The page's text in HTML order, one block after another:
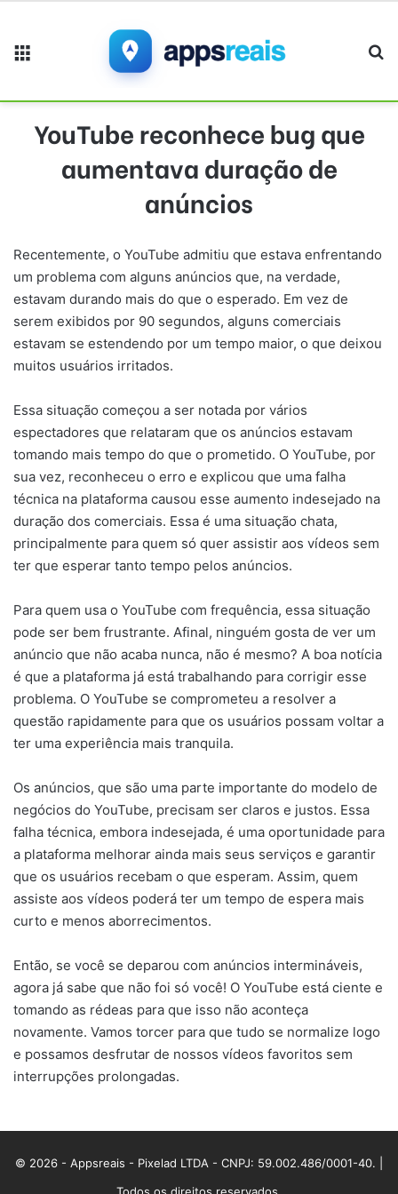
YouTube reconhece bug que
aumentava duração de
anúncios
Recentemente, o YouTube admitiu que estava enfrentando
um problema com alguns anúncios que, na verdade,
estavam durando mais do que o esperado. Em vez de
serem exibidos por 90 segundos, alguns comerciais
estavam se estendendo por um tempo maior, o que deixou
muitos usuários irritados.
Essa situação começou a ser notada por vários
espectadores que relataram que os anúncios estavam
tomando mais tempo do que o prometido. O YouTube, por
sua vez, reconheceu o erro e explicou que uma falha
técnica na plataforma causou esse aumento indesejado na
duração dos comerciais. Essa é uma situação chata,
principalmente para quem só quer assistir aos vídeos sem
ter que esperar tanto tempo pelos anúncios.
Para quem usa o YouTube com frequência, essa situação
pode ser bem frustrante. Afinal, ninguém gosta de ver um
anúncio que não acaba nunca, não é mesmo? A boa notícia
é que a plataforma já está trabalhando para corrigir esse
problema. O YouTube se comprometeu a resolver a
questão rapidamente para que os usuários possam voltar a
ter uma experiência mais tranquila.
Os anúncios, que são uma parte importante do modelo de
negócios do YouTube, precisam ser claros e justos. Essa
falha técnica, embora indesejada, é uma oportunidade para
a plataforma melhorar ainda mais seus serviços e garantir
que os usuários recebam o que esperam. Assim, quem
assiste aos vídeos poderá ter um tempo de espera mais
curto e menos aborrecimentos.
Então, se você se deparou com anúncios intermináveis,
agora já sabe que não foi só você! O YouTube está ciente e
tomando as rédeas para que isso não aconteça
novamente. Vamos torcer para que tudo se normalize logo
e possamos desfrutar de nossos vídeos favoritos sem
interrupções prolongadas.
© 2026 - Appsreais - Pixelad LTDA - CNPJ: 59.002.486/0001-40. |
Todos os direitos reservados.